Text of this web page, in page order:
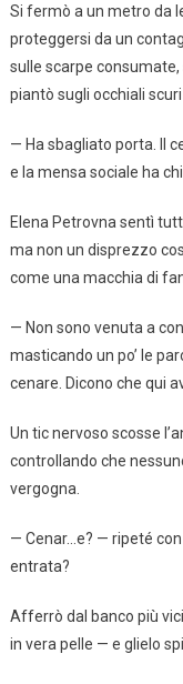
Si fermò a un metro da
proteggersi da un
sulle scarpe
piantò sugli occhiali
— Ha sbagliato porta. Il
e la mensa sociale ha
Elena Petrovna sentì
ma non un disprezzo
come una macchia di
— Non sono venuta a
masticando un po’ le
cenare. Dicono che qui
Un tic nervoso scosse
controllando che
vergogna.
— Cenar…e? — ripeté
entrata?
Afferrò dal banco più
in vera pelle — e glielo